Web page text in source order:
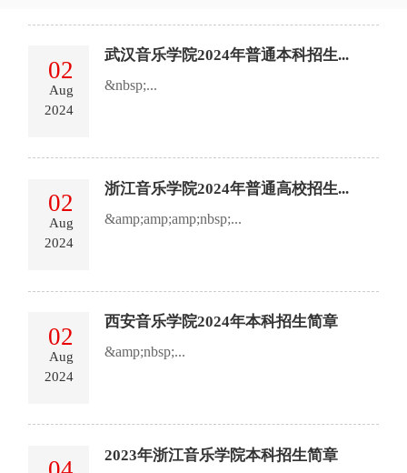
02
Aug
2024
武汉音乐学院2024年普通本科招生...
&nbsp;...
02
Aug
2024
浙江音乐学院2024年普通高校招生...
&amp;amp;amp;nbsp;...
02
Aug
2024
西安音乐学院2024年本科招生简章
&amp;nbsp;...
2023年浙江音乐学院本科招生简章